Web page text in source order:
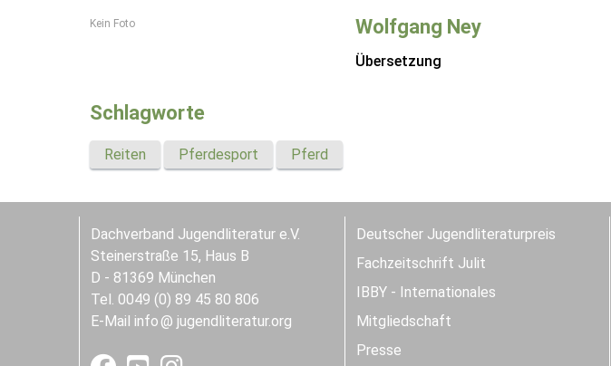
Kein Foto Wolfgang Ney
Übersetzung
Schlagworte
Reiten Pferdesport Pferd
Dachverband Jugendliteratur e.V.
Steinerstraße 15, Haus B
D - 81369 München
Tel. 0049 (0) 89 45 80 806
E-Mail info jugendliteratur.org
Deutscher Jugendliteraturpreis
Fachzeitschrift Julit
IBBY - Internationales
Mitgliedschaft
Presse